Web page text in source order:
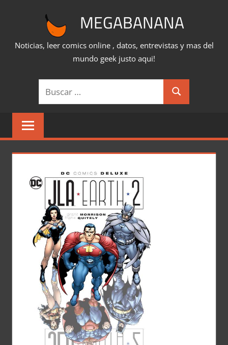
MEGABANANA
Noticias, leer comics online , datos, entrevistas y mas del
mundo geek justo aqui!
Buscar:
Buscar